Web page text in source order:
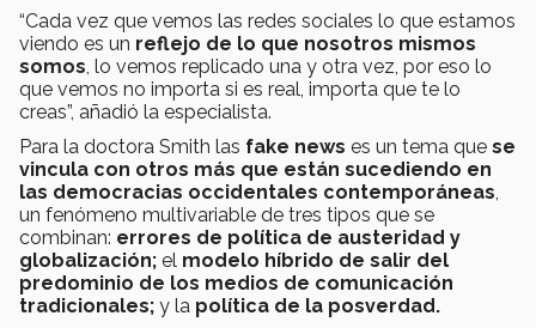
“Cada vez que vemos las redes sociales lo que estamos
viendo es un reflejo de lo que nosotros mismos
somos, lo vemos replicado una y otra vez, por eso lo
que vemos no importa si es real, importa que te lo
creas”, añadió la especialista.
Para la doctora Smith las fake news es un tema que se
vincula con otros más que están sucediendo en
las democracias occidentales contemporáneas,
un fenómeno multivariable de tres tipos que se
combinan: errores de política de austeridad y
globalización; el modelo híbrido de salir del
predominio de los medios de comunicación
tradicionales; y la política de la posverdad.